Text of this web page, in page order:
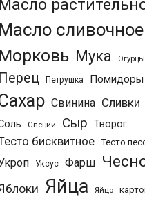
сливочное
Мука Огурцы
Петрушка Помидоры
Свинина Сливки
Специи Сыр Творог
бисквитное Тесто
Уксус Фарш
Яйца Яйцо